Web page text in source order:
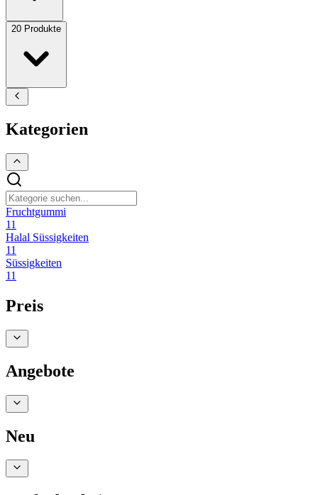
20 Produkte
Kategorien
Fruchtgummi
11
Halal Süssigkeiten
11
Süssigkeiten
11
Preis
Angebote
Neu